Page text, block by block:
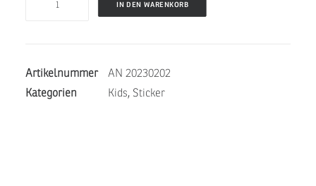
Menge
IN DEN WARENKORB
Artikelnummer
AN 20230202
Kategorien
Kids, Sticker